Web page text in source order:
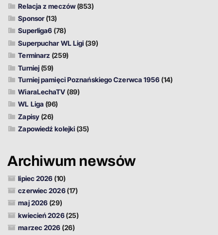
Relacja z meczów(853)
Sponsor(13)
Superliga6 (78)
Superpuchar WL Ligi (39)
Terminarz (259)
Turniej (59)
Turniej pamięci Poznańskiego Czerwca 1956 (14)
WiaraLechaTV (89)
WL Liga (96)
Zapisy(26)
Zapowiedź kolejki (35)
Archiwum newsów
lipiec 2026 (10)
czerwiec 2026(17)
maj 2026 (29)
kwiecień 2026(25)
marzec 2026 (26)